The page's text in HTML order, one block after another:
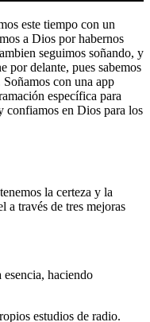
este tiempo con un
a Dios por habernos
seguimos soñando, y
por delante, pues sabemos
con una app
específica para
confiamos en Dios para los
la certeza y la
través de tres mejoras
haciendo
estudios de radio.